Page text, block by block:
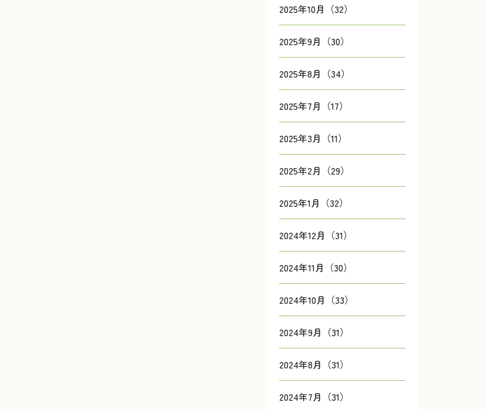
2025年10月（32）
2025年9月（30）
2025年8月（34）
2025年7月（17）
2025年3月（11）
2025年2月（29）
2025年1月（32）
2024年12月（31）
2024年11月（30）
2024年10月（33）
2024年9月（31）
2024年8月（31）
2024年7月（31）